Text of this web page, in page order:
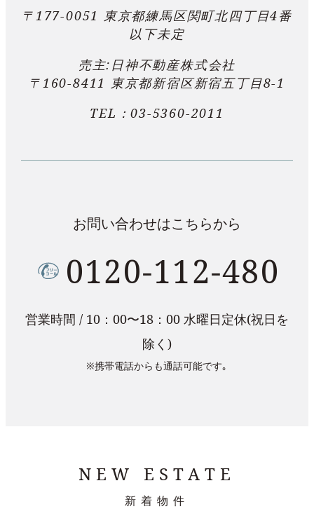
〒177-0051 東京都練馬区関町北四丁目4番
以下未定
売主:日神不動産株式会社
〒160-8411 東京都新宿区新宿五丁目8-1
TEL：03-5360-2011
お問い合わせはこちらから
0120-112-480
営業時間 / 10：00〜18：00 水曜日定休(祝日を
除く)
※携帯電話からも通話可能です｡
NEW ESTATE
新着物件